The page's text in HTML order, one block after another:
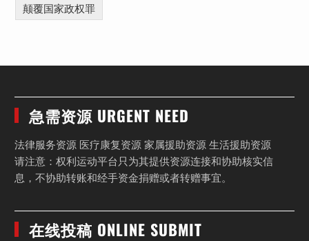
颠覆国家政权罪
急需资源 URGENT NEED
法律服务资源 医疗康复资源 家属援助资源 生活援助资源
请注意：权利运动平台只为其提供资源连接和协助核实信
息，不协助转账和经手资金捐赠或者转赠事宜。
在线投稿 ONLINE SUBMIT